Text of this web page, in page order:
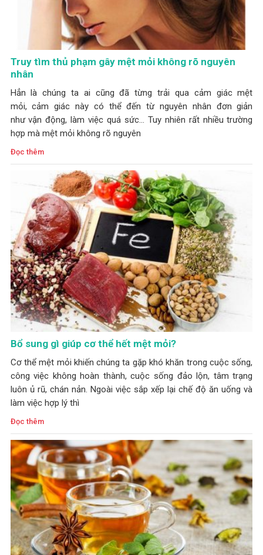
Truy tìm thủ phạm gây mệt mỏi không rõ nguyên
nhân
Hẳn là chúng ta ai cũng đã từng trải qua cảm giác mệt
mỏi, cảm giác này có thể đến từ nguyên nhân đơn giản
như vận động, làm việc quá sức... Tuy nhiên rất nhiều trường
hợp mà mệt mỏi không rõ nguyên
Đọc thêm
Bổ sung gì giúp cơ thể hết mệt mỏi?
Cơ thể mệt mỏi khiến chúng ta gặp khó khăn trong cuộc sống,
công việc không hoàn thành, cuộc sống đảo lộn, tâm trạng
luôn ủ rũ, chán nản. Ngoài việc sắp xếp lại chế độ ăn uống và
làm việc hợp lý thì
Đọc thêm